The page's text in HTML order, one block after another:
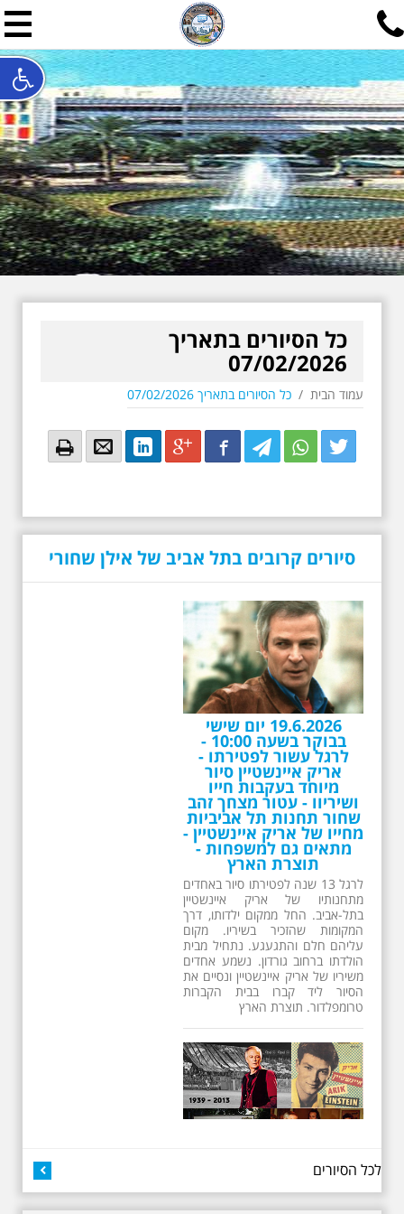
תל אביב שלי
תיור ישראלי בעריכת אילן
האתר המרכזי להיסטוריה של תל אביב ותולדות ארץ ישראל -
חייגו עכשיו:052-7747748
שלחו פנייה:ilan@mytelaviv.co.il
English עברית צור קשר
כל הסיורים בתאריך
07/02/2026
עמוד הבית / כל הסיורים בתאריך 07/02/2026
Twitter
Twitter
Twitter
Facebook
Google+
LinkedIn
Email
Email
סיורים קרובים בתל אביב של אילן שחורי
19.6.2026 יום שישי
בבוקר בשעה 10:00 -
לרגל עשור לפטירתו -
אריק איינשטיין סיור
מיוחד בעקבות חייו
ושיריוו - עטור מצחך זהב
שחור תחנות תל אביביות
מחייו של אריק איינשטיין -
מתאים גם למשפחות -
תוצרת הארץ
לרגל 13 שנה לפטירתו סיור באחדים
מתחנותיו של אריק איינשטיין
בתל-אביב. החל ממקום ילדותו, דרך
המקומות שהזכיר בשיריו. מקום
עליהם חלם והתגעגע. נתחיל מבית
הולדתו ברחוב גורדון. נשמע אחדים
משיריו של אריק איינשטיין ונסיים את
הסיור ליד קברו בבית הקברות
טרומפלדור. תוצרת הארץ
סיור מיוחד בעקבות חייו
לכל הסיורים